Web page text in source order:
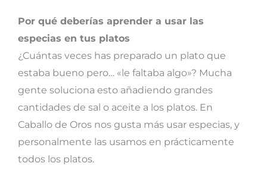
Por qué deberías aprender a usar las
especias en tus platos
¿Cuántas veces has preparado un plato que
estaba bueno pero… «le faltaba algo»? Mucha
gente soluciona esto añadiendo grandes
cantidades de sal o aceite a los platos. En
Caballo de Oros nos gusta más usar especias, y
personalmente las usamos en prácticamente
todos los platos.